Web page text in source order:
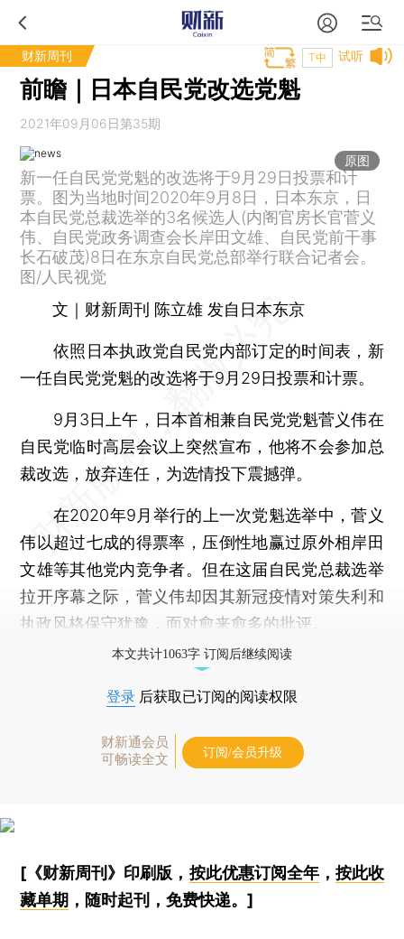
财新周刊 试听
T中
前瞻｜日本自民党改选党魁
2021年09月06日第35期
原图
新一任自民党党魁的改选将于9月29日投票和计
票。图为当地时间2020年9月8日，日本东京，日
本自民党总裁选举的3名候选人(内阁官房长官菅义
伟、自民党政务调查会长岸田文雄、自民党前干事
长石破茂)8日在东京自民党总部举行联合记者会。
图/人民视觉
文｜财新周刊 陈立雄 发自日本东京
依照日本执政党自民党内部订定的时间表，新
一任自民党党魁的改选将于9月29日投票和计票。
9月3日上午，日本首相兼自民党党魁菅义伟在
自民党临时高层会议上突然宣布，他将不会参加总
裁改选，放弃连任，为选情投下震撼弹。
在2020年9月举行的上一次党魁选举中，菅义
伟以超过七成的得票率，压倒性地赢过原外相岸田
文雄等其他党内竞争者。但在这届自民党总裁选举
拉开序幕之际，菅义伟却因其新冠疫情对策失利和
执政风格保守犹豫，面对愈来愈多的批评。
本文共计1063字 订阅后继续阅读
登录 后获取已订阅的阅读权限
财新通会员
可畅读全文
订阅/会员升级
[《财新周刊》印刷版， 按此优惠订阅全年， 按此收
藏单期 ，随时起刊，免费快递。]